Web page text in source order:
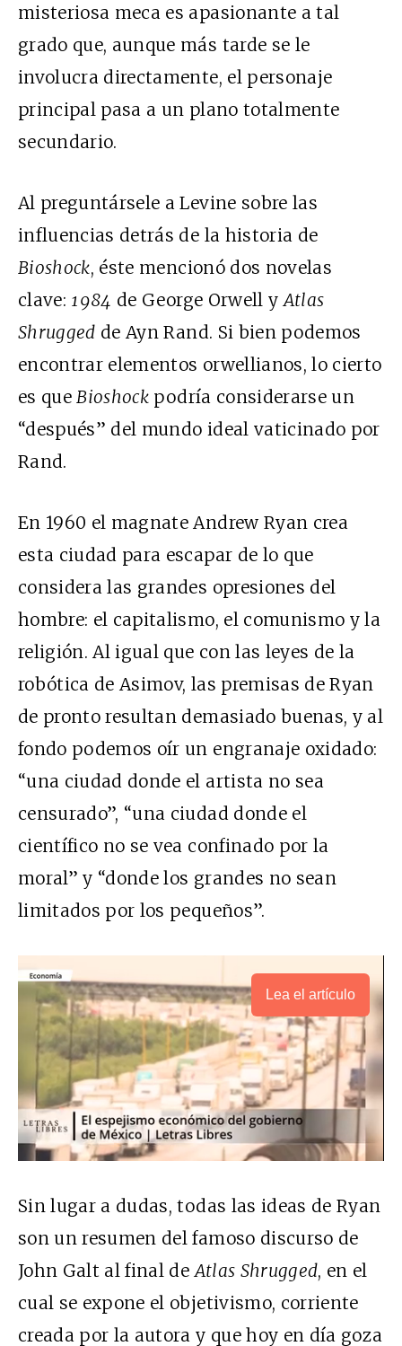
misteriosa meca es apasionante a tal
grado que, aunque más tarde se le
involucra directamente, el personaje
principal pasa a un plano totalmente
secundario.
Al preguntársele a Levine sobre las
influencias detrás de la historia de
Bioshock, éste mencionó dos novelas
clave: 1984 de George Orwell yAtlas
Shrugged de Ayn Rand. Si bien podemos
encontrar elementos orwellianos, lo cierto
es queBioshock podría considerarse un
“después” del mundo ideal vaticinado por
Rand.
En 1960 el magnate Andrew Ryan crea
esta ciudad para escapar de lo que
considera las grandes opresiones del
hombre: el capitalismo, el comunismo y la
religión. Al igual que con las leyes de la
robótica de Asimov, las premisas de Ryan
de pronto resultan demasiado buenas, y al
fondo podemos oír un engranaje oxidado:
“una ciudad donde el artista no sea
censurado”, “una ciudad donde el
científico no se vea confinado por la
moral” y “donde los grandes no sean
limitados por los pequeños”.
Lea el artículo
Sin lugar a dudas, todas las ideas de Ryan
son un resumen del famoso discurso de
John Galt al final deAtlas Shrugged, en el
cual se expone el objetivismo, corriente
creada por la autora y que hoy en día goza